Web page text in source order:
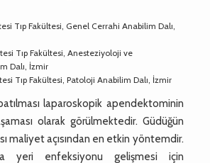
Tıp Fakültesi, Genel Cerrahi Anabilim Dalı,
Tıp Fakültesi, Anesteziyoloji ve
Dalı, İzmir
Tıp Fakültesi, Patoloji Anabilim Dalı, İzmir
laparoskopik apendektominin
olarak görülmektedir. Güdüğün
maliyet açısından en etkin yöntemdir.
yeri enfeksiyonu gelişmesi için